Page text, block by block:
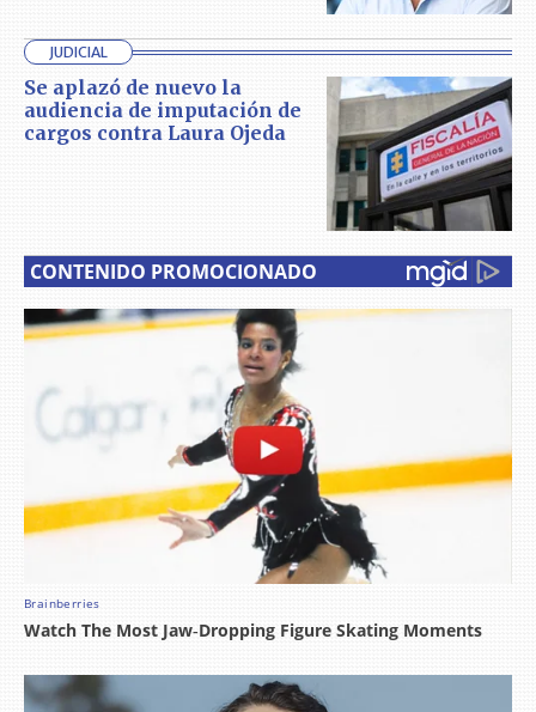
JUDICIAL
Se aplazó de nuevo la
audiencia de imputación de
cargos contra Laura Ojeda